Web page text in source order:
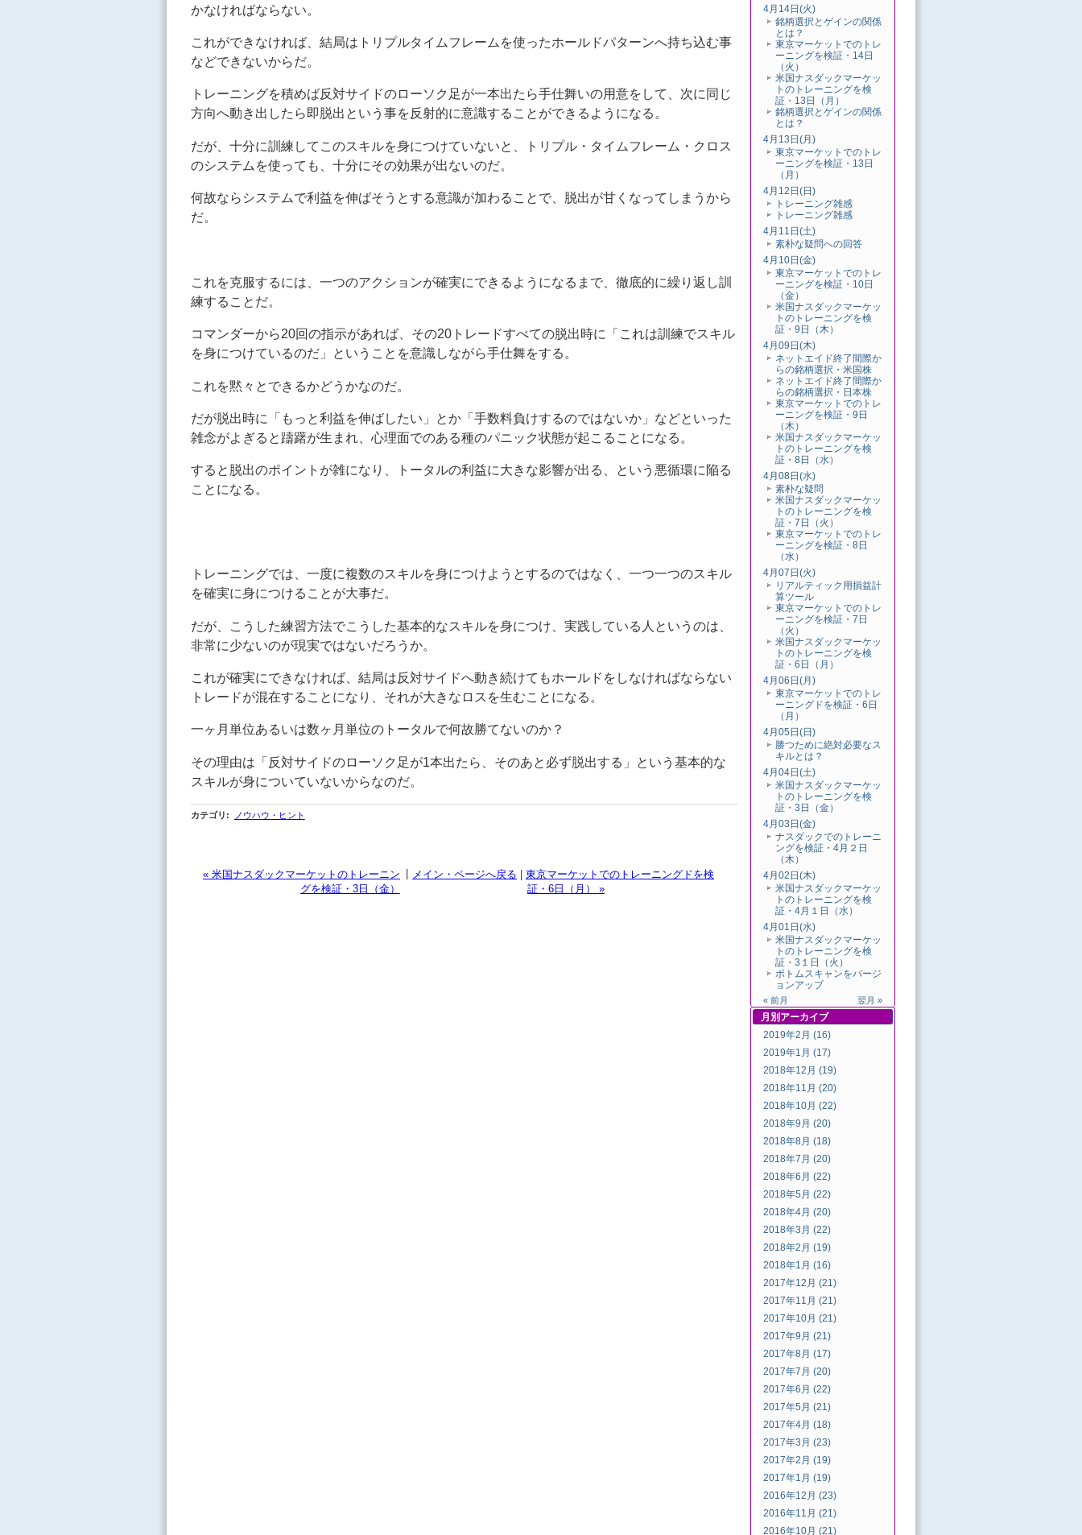
かなければならない。
これができなければ、結局はトリプルタイムフレームを使ったホールドパターンへ持ち込む事
などできないからだ。
トレーニングを積めば反対サイドのローソク足が一本出たら手仕舞いの用意をして、次に同じ
方向へ動き出したら即脱出という事を反射的に意識することができるようになる。
だが、十分に訓練してこのスキルを身につけていないと、トリプル・タイムフレーム・クロス
のシステムを使っても、十分にその効果が出ないのだ。
何故ならシステムで利益を伸ばそうとする意識が加わることで、脱出が甘くなってしまうから
だ。
これを克服するには、一つのアクションが確実にできるようになるまで、徹底的に繰り返し訓
練することだ。
コマンダーから20回の指示があれば、その20トレードすべての脱出時に「これは訓練でスキル
を身につけているのだ」ということを意識しながら手仕舞をする。
これを黙々とできるかどうかなのだ。
だが脱出時に「もっと利益を伸ばしたい」とか「手数料負けするのではないか」などといった
雑念がよぎると躊躇が生まれ、心理面でのある種のパニック状態が起こることになる。
すると脱出のポイントが雑になり、トータルの利益に大きな影響が出る、という悪循環に陥る
ことになる。
トレーニングでは、一度に複数のスキルを身につけようとするのではなく、一つ一つのスキル
を確実に身につけることが大事だ。
だが、こうした練習方法でこうした基本的なスキルを身につけ、実践している人というのは、
非常に少ないのが現実ではないだろうか。
これが確実にできなければ、結局は反対サイドへ動き続けてもホールドをしなければならない
トレードが混在することになり、それが大きなロスを生むことになる。
一ヶ月単位あるいは数ヶ月単位のトータルで何故勝てないのか？
その理由は「反対サイドのローソク足が1本出たら、そのあと必ず脱出する」という基本的な
スキルが身についていないからなのだ。
カテゴリ : ノウハウ・ヒント
« 米国ナスダックマーケットのトレーニン
グを検証・3日（金）
メイン・ページへ戻る
東京マーケットでのトレーニングドを検
証・6日（月） »
4月14日(火)
銘柄選択とゲインの関係
とは？
東京マーケットでのトレ
ーニングを検証・14日
（火）
米国ナスダックマーケッ
トのトレーニングを検
証・13日（月）
銘柄選択とゲインの関係
とは？
4月13日(月)
東京マーケットでのトレ
ーニングを検証・13日
（月）
4月12日(日)
トレーニング雑感
トレーニング雑感
4月11日(土)
素朴な疑問への回答
4月10日(金)
東京マーケットでのトレ
ーニングを検証・10日
（金）
米国ナスダックマーケッ
トのトレーニングを検
証・9日（木）
4月09日(木)
ネットエイド終了間際か
らの銘柄選択・米国株
ネットエイド終了間際か
らの銘柄選択・日本株
東京マーケットでのトレ
ーニングを検証・9日
（木）
米国ナスダックマーケッ
トのトレーニングを検
証・8日（水）
4月08日(水)
素朴な疑問
米国ナスダックマーケッ
トのトレーニングを検
証・7日（火）
東京マーケットでのトレ
ーニングを検証・8日
（水）
4月07日(火)
リアルティック用損益計
算ツール
東京マーケットでのトレ
ーニングを検証・7日
（火）
米国ナスダックマーケッ
トのトレーニングを検
証・6日（月）
4月06日(月)
東京マーケットでのトレ
ーニングドを検証・6日
（月）
4月05日(日)
勝つために絶対必要なス
キルとは？
4月04日(土)
米国ナスダックマーケッ
トのトレーニングを検
証・3日（金）
4月03日(金)
ナスダックでのトレーニ
ングを検証・4月２日
（木）
4月02日(木)
米国ナスダックマーケッ
トのトレーニングを検
証・4月１日（水）
4月01日(水)
米国ナスダックマーケッ
トのトレーニングを検
証・3１日（火）
ボトムスキャンをバージ
ョンアップ
« 前月 翌月 »
月別 アーカイブ
2019年2月 (16)
2019年1月 (17)
2018年12月 (19)
2018年11月 (20)
2018年10月 (22)
2018年9月 (20)
2018年8月 (18)
2018年7月 (20)
2018年6月 (22)
2018年5月 (22)
2018年4月 (20)
2018年3月 (22)
2018年2月 (19)
2018年1月 (16)
2017年12月 (21)
2017年11月 (21)
2017年10月 (21)
2017年9月 (21)
2017年8月 (17)
2017年7月 (20)
2017年6月 (22)
2017年5月 (21)
2017年4月 (18)
2017年3月 (23)
2017年2月 (19)
2017年1月 (19)
2016年12月 (23)
2016年11月 (21)
2016年10月 (21)